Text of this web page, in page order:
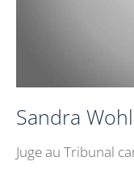
Sandra
Juge au Tribunal